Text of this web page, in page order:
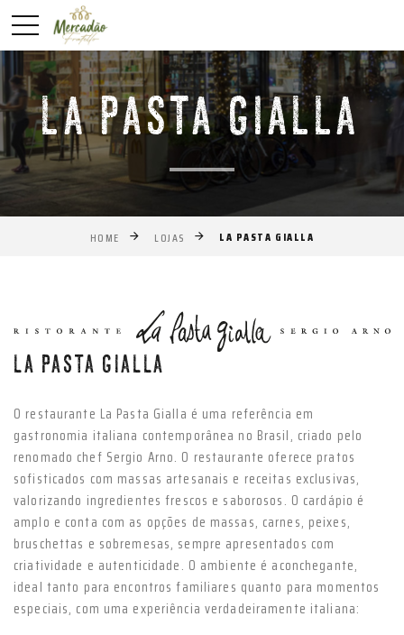
LA PASTA GIALLA
HOME LOJAS LA PASTA GIALLA
Anterior
LA PASTA GIALLA
O restaurante La Pasta Gialla é uma referência em
gastronomia italiana contemporânea no Brasil, criado pelo
renomado chef Sergio Arno. O restaurante oferece pratos
sofisticados com massas artesanais e receitas exclusivas,
valorizando ingredientes frescos e saborosos. O cardápio é
amplo e conta com as opções de massas, carnes, peixes,
bruschettas e sobremesas, sempre apresentados com
criatividade e autenticidade. O ambiente é aconchegante,
ideal tanto para encontros familiares quanto para momentos
especiais, com uma experiência verdadeiramente italiana: